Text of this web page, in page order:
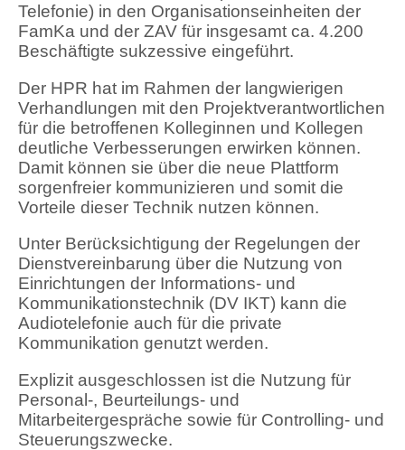
Telefonie) in den Organisationseinheiten der
FamKa und der ZAV für insgesamt ca. 4.200
Beschäftigte sukzessive eingeführt.
Der HPR hat im Rahmen der langwierigen
Verhandlungen mit den Projektverantwortlichen
für die betroffenen Kolleginnen und Kollegen
deutliche Verbesserungen erwirken können.
Damit können sie über die neue Plattform
sorgenfreier kommunizieren und somit die
Vorteile dieser Technik nutzen können.
Unter Berücksichtigung der Regelungen der
Dienstvereinbarung über die Nutzung von
Einrichtungen der Informations- und
Kommunikationstechnik (DV IKT) kann die
Audiotelefonie auch für die private
Kommunikation genutzt werden.
Explizit ausgeschlossen ist die Nutzung für
Personal-, Beurteilungs- und
Mitarbeitergespräche sowie für Controlling- und
Steuerungszwecke.